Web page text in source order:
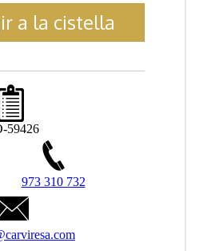
a la cistella
59426
973 310 732